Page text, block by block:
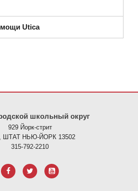
Utica
школьный округ
929 Йорк-стрит
ШТАТ НЬЮ-ЙОРК 13502
315-792-2210